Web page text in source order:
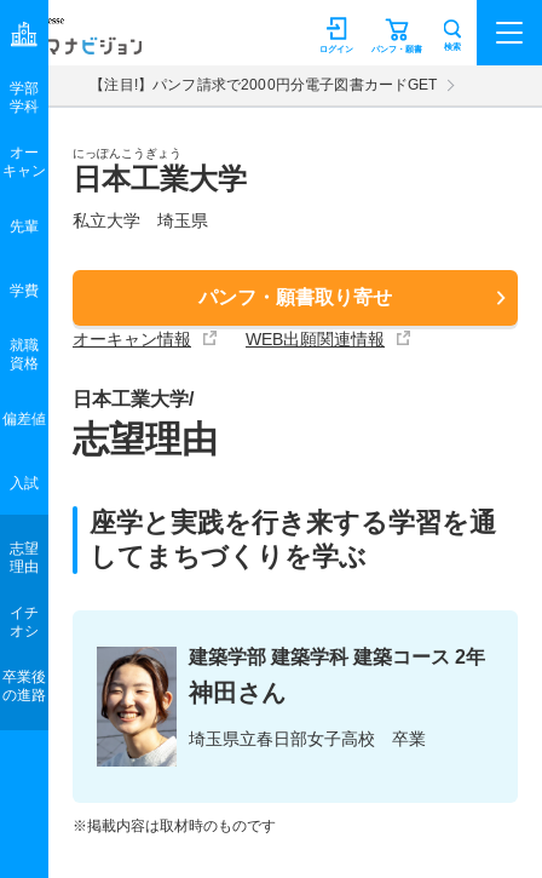
マナビジョン パンフ・願書
ログイン 検索
【注目!】パンフ請求で2000円分電子図書カードGET
にっぽんこうぎょう
日本工業大学
私立大学 埼玉県
パンフ・願書取り寄せ
オーキャン情報 WEB出願関連情報
学部
学科
オー
キャン
先輩
学費
就職
資格
偏差値
入試
志望
理由
イチ
オシ
卒業後
の進路
日本工業大学/
志望理由
座学と実践を行き来する学習を通
してまちづくりを学ぶ
建築学部 建築学科 建築コース 2年
神田さん
埼玉県立春日部女子高校 卒業
※掲載内容は取材時のものです